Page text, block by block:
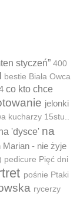
styczeń” 400
bestie Biała Owca
co kto chce
jelonki
kucharzy 15stu..
'dysce' na
Marian - nie żyje
pedicure Pięć dni
pośnie Ptaki
rycerzy